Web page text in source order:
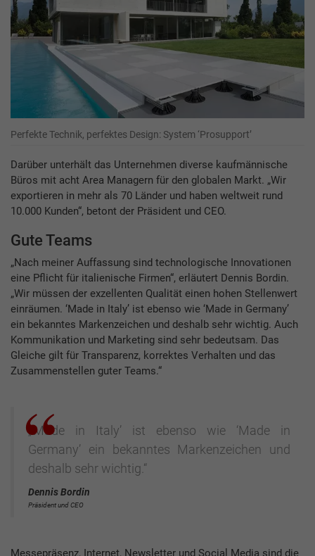
Perfekte Technik, perfektes Design: System ‘Prosupport’
Darüber unterhält das Unternehmen diverse kaufmännische
Büros mit acht Area Managern für den globalen Markt. „Wir
exportieren in mehr als 70 Länder und haben weltweit rund
10.000 Kunden“, betont der Präsident und CEO.
Gute Teams
„Nach meiner Auffassung sind technologische Innovationen
eine Pflicht für italienische Firmen“, erläutert Dennis Bordin.
„Wir müssen der exzellenten Qualität einen hohen Stellenwert
einräumen. ‘Made in Italy’ ist ebenso wie ‘Made in Germany’
ein bekanntes Markenzeichen und deshalb sehr wichtig. Auch
Kommunikation und Marketing sind sehr bedeutsam. Das
Gleiche gilt für Transparenz, korrektes Verhalten und das
Zusammenstellen guter Teams.“
„‘Made in Italy’ ist ebenso wie ‘Made in
Germany’ ein bekanntes Markenzeichen und
deshalb sehr wichtig.“
Dennis Bordin
Präsident und CEO
Messepräsenz, Internet, Newsletter und Social Media sind die